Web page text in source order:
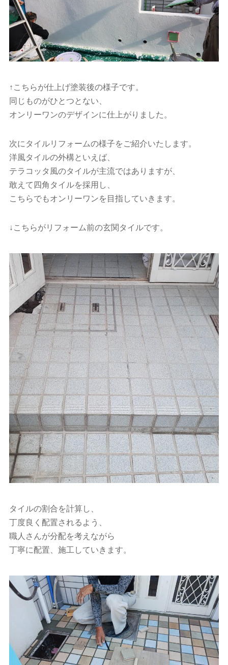
↑こちらが仕上げ塗装後の様子です。
同じものがひとつとない、
オンリーワンのデザインに仕上がりました。
次にタイルリフォームの様子をご紹介いたします。
洋風タイルの外構といえば、
テラコッタ風のタイルが主流ではありますが、
敢えて四角タイルを採用し、
こちらでもオンリーワンを目指していきます。
↓こちらがリフォーム前の玄関タイルです。
タイルの割合を計算し、
丁度良く配置されるよう、
職人さんが分配を考えながら
丁寧に配置、施工していきます。